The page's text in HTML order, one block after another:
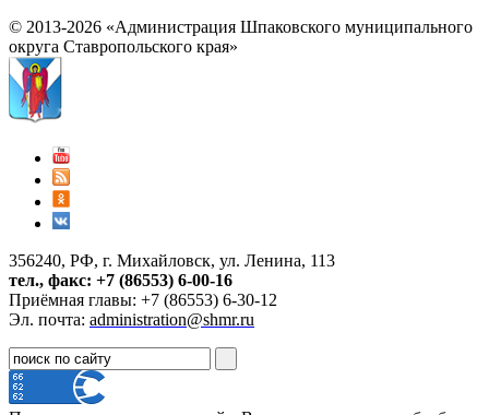
© 2013-2026 «Администрация Шпаковского муниципального
округа Ставропольского края»
356240, РФ, г. Михайловск, ул. Ленина, 113
тел., факс: +7 (86553) 6-00-16
Приёмная главы: +7 (86553) 6-30-12
Эл. почта: administration@shmr.ru